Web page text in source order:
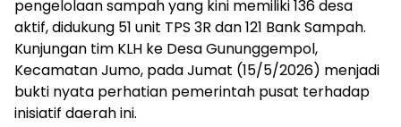
pengelolaan sampah yang kini memiliki 136 desa
aktif, didukung 51 unit TPS 3R dan 121 Bank Sampah.
Kunjungan tim KLH ke Desa Gununggempol,
Kecamatan Jumo, pada Jumat (15/5/2026) menjadi
bukti nyata perhatian pemerintah pusat terhadap
inisiatif daerah ini.